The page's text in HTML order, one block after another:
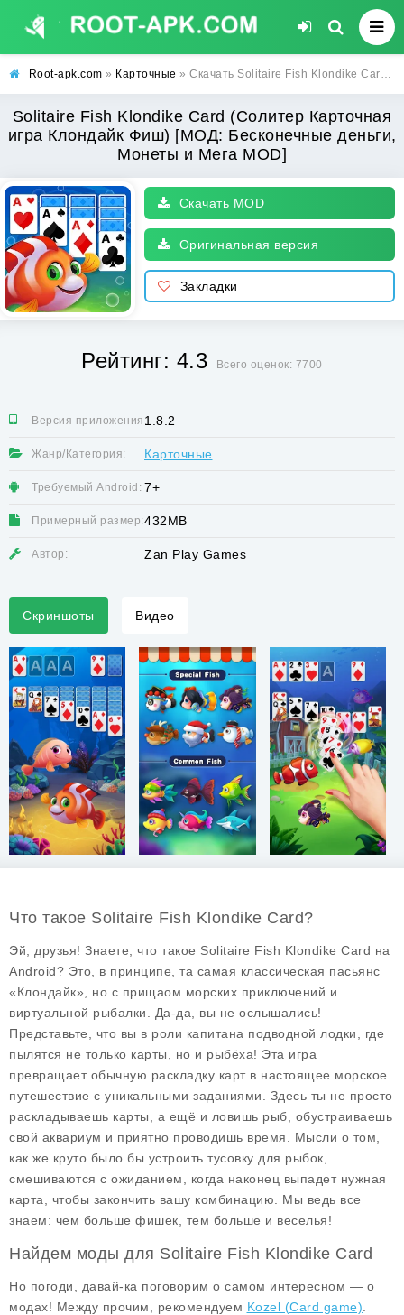
Root-apk.com » Карточные » Скачать Solitaire Fish Klondike Card (Солитер Карточная игра Клондайк Фиш) [МОД: Бесконечные деньги, Монеты и Мега MOD] | Взлом Solitaire Fish Klondike Card на Андроид
Solitaire Fish Klondike Card (Солитер Карточная
игра Клондайк Фиш) [МОД: Бесконечные деньги,
Монеты и Мега MOD]
Скачать MOD
Оригинальная версия
Закладки
Рейтинг: 4.3 Всего оценок: 7700
Версия приложения:1.8.2
Жанр/Категория: Карточные
Требуемый Android: 7+
Примерный размер:432MB
Автор: Zan Play Games
Скриншоты Видео
Что такое Solitaire Fish Klondike Card?
Эй, друзья! Знаете, что такое Solitaire Fish Klondike Card на
Android? Это, в принципе, та самая классическая пасьянс
«Клондайк», но с прищаом морских приключений и
виртуальной рыбалки. Да-да, вы не ослышались!
Представьте, что вы в роли капитана подводной лодки, где
пылятся не только карты, но и рыбёха! Эта игра
превращает обычную раскладку карт в настоящее морское
путешествие с уникальными заданиями. Здесь ты не просто
раскладываешь карты, а ещё и ловишь рыб, обустраиваешь
свой аквариум и приятно проводишь время. Мысли о том,
как же круто было бы устроить тусовку для рыбок,
смешиваются с ожиданием, когда наконец выпадет нужная
карта, чтобы закончить вашу комбинацию. Мы ведь все
знаем: чем больше фишек, тем больше и веселья!
Найдем моды для Solitaire Fish Klondike Card
Но погоди, давай-ка поговорим о самом интересном — о
модах! Между прочим, рекомендуем Kozel (Card game)